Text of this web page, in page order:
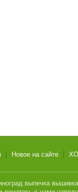
Новое на сайте
выпечка вышивка